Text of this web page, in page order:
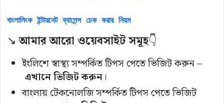
বাংলালিংক ইন্টারনেট ব্যালেন্স চেক করার নিয়ম
↘️আমার আরো ওয়েবসাইট সমূহ👇
ইংলিশে স্বাস্থ্য সম্পর্কিত টিপস পেতে ভিজিট করুন –
এখানে ভিজিট করুন।
বাংলায় টেকনোলজি সম্পর্কিত টিপস পেতে ভিজিট